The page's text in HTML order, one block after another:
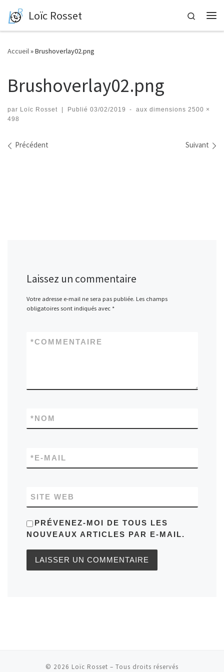
Skip to content
Loïc Rosset
Search
Accueil»Brushoverlay02.png
Brushoverlay02.png
par Loïc Rosset | Publié 03/02/2019 - aux dimensions 2500 ×
498
Navigation des images
Précédent Suivant
Laissez un commentaire
Votre adresse e-mail ne sera pas publiée. Les champs
obligatoires sont indiqués avec *
COMMENTAIRE
*
NOM
*
E-MAIL
*
SITE WEB
PRÉVENEZ-MOI DE TOUS LES
NOUVEAUX ARTICLES PAR E-MAIL.
© 2026 Loïc Rosset – Tous droits réservés